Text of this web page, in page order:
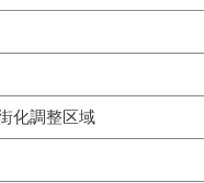
化調整区域